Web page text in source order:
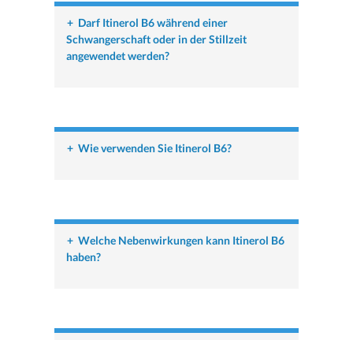
+ Darf Itinerol B6 während einer
Schwangerschaft oder in der Stillzeit
angewendet werden?
+ Wie verwenden Sie Itinerol B6?
+ Welche Nebenwirkungen kann Itinerol B6
haben?